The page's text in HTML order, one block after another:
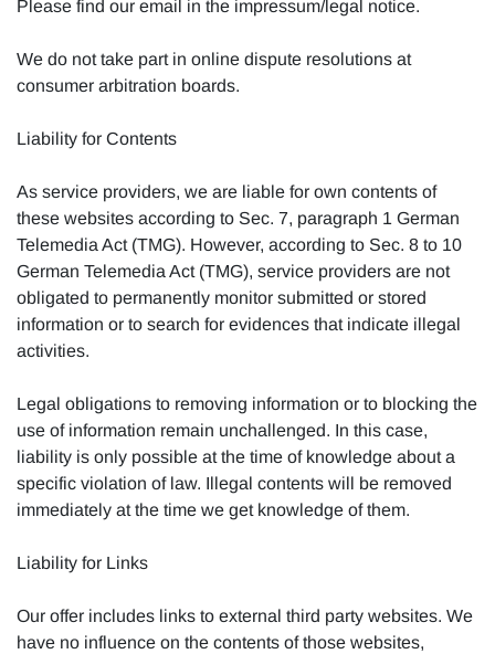
Please find our email in the impressum/legal notice.
We do not take part in online dispute resolutions at
consumer arbitration boards.
Liability for Contents
As service providers, we are liable for own contents of
these websites according to Sec. 7, paragraph 1 German
Telemedia Act (TMG). However, according to Sec. 8 to 10
German Telemedia Act (TMG), service providers are not
obligated to permanently monitor submitted or stored
information or to search for evidences that indicate illegal
activities.
Legal obligations to removing information or to blocking the
use of information remain unchallenged. In this case,
liability is only possible at the time of knowledge about a
specific violation of law. Illegal contents will be removed
immediately at the time we get knowledge of them.
Liability for Links
Our offer includes links to external third party websites. We
have no influence on the contents of those websites,